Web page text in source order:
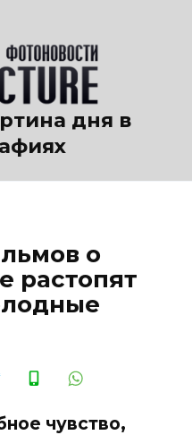
дня в
о
растопят
чувство,